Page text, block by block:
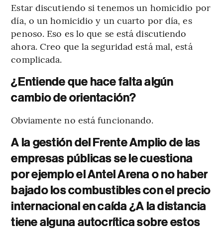
Estar discutiendo si tenemos un homicidio por
día, o un homicidio y un cuarto por día, es
penoso. Eso es lo que se está discutiendo
ahora. Creo que la seguridad está mal, está
complicada.
¿Entiende que hace falta algún
cambio de orientación?
Obviamente no está funcionando.
A la gestión del Frente Amplio de las
empresas públicas se le cuestiona
por ejemplo el Antel Arena o no haber
bajado los combustibles con el precio
internacional en caída ¿A la distancia
tiene alguna autocrítica sobre estos